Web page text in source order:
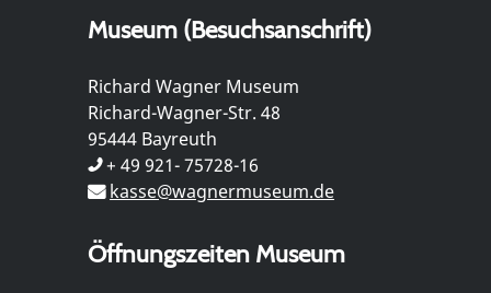
Museum (Besuchsanschrift)
Richard Wagner Museum
Richard-Wagner-Str. 48
95444 Bayreuth
+ 49 921- 75728-16
kasse@wagnermuseum.de
Öffnungszeiten Museum